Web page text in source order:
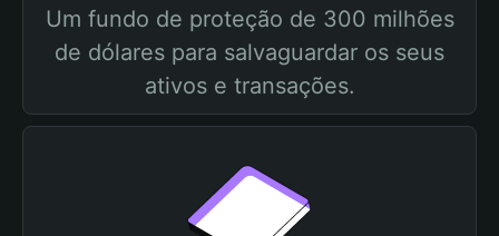
Um fundo de proteção de 300 milhões
de dólares para salvaguardar os seus
ativos e transações.